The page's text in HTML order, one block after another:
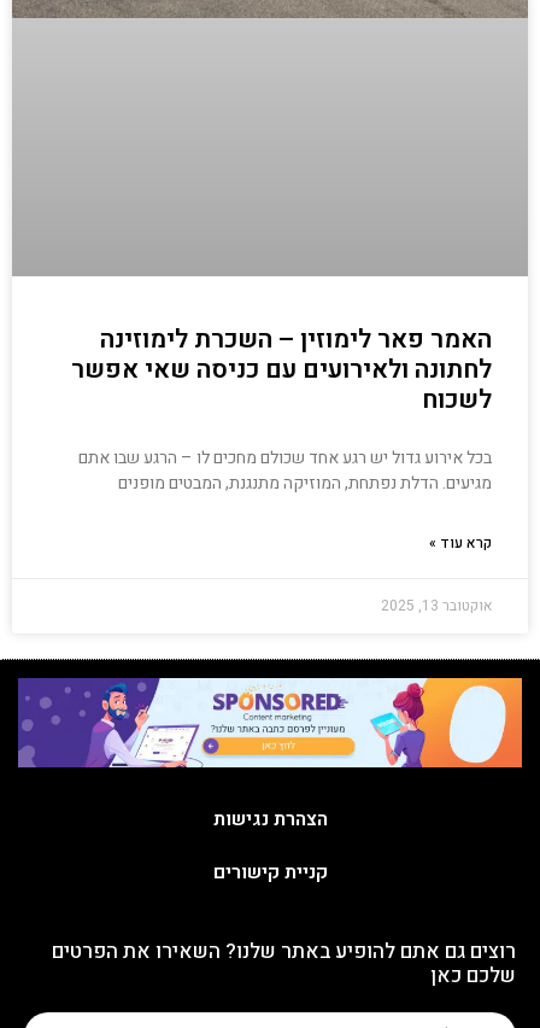
האמר פאר לימוזין – השכרת לימוזינה
לחתונה ולאירועים עם כניסה שאי אפשר
לשכוח
בכל אירוע גדול יש רגע אחד שכולם מחכים לו – הרגע שבו אתם
מגיעים. הדלת נפתחת, המוזיקה מתנגנת, המבטים מופנים
קרא עוד »
אוקטובר 13, 2025
הצהרת נגישות
קניית קישורים
רוצים גם אתם להופיע באתר שלנו? השאירו את הפרטים
שלכם כאן